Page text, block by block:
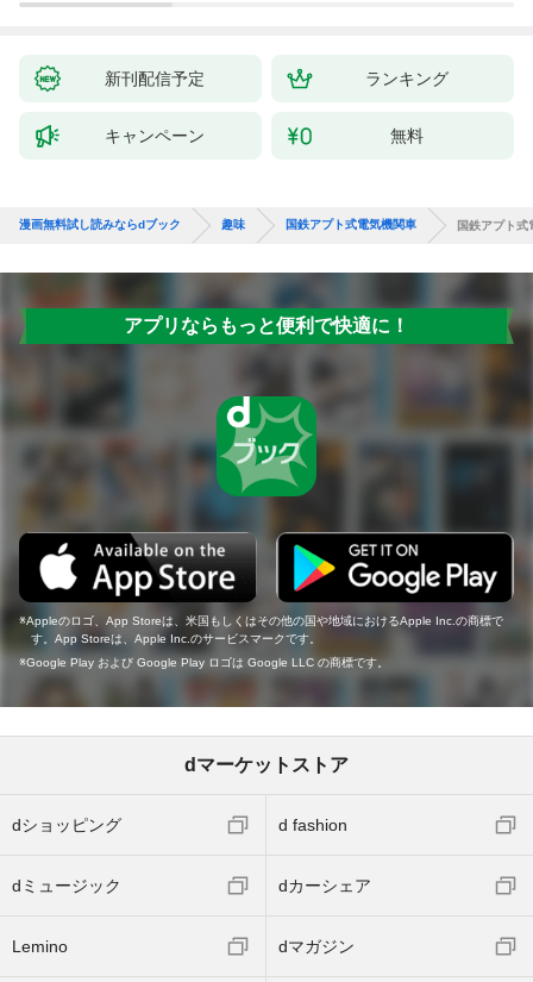
新刊配信予定 ランキング
キャンペーン 無料
漫画無料試し読みならdブック 趣味 国鉄アプト式電気機関車 国鉄アプト式
アプリならもっと便利で快適に！
Appleのロゴ、App Storeは、米国もしくはその他の国や地域におけるApple Inc.の商標で
す。App Storeは、Apple Inc.のサービスマークです。
Google Play および Google Play ロゴは Google LLC の商標です。
dマーケットストア
dショッピング d fashion
dミュージック dカーシェア
Lemino dマガジン